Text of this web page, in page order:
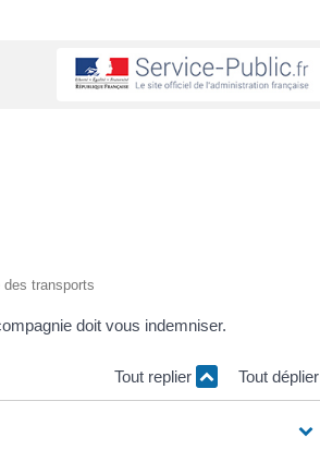
transports
doit vous indemniser.
Tout replier Tout déplier